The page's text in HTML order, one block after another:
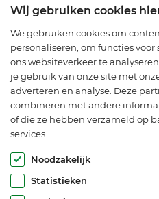
Meld u aan en blijf op de hoogte
Wij gebruiken cookies
We gebruiken cookies om
personaliseren, om functies
ons websiteverkeer te
je gebruik van onze site met
adverteren en analyse. Deze
combineren met andere
of die ze hebben verzameld op
services.
Noodzakelijk
Statistieken